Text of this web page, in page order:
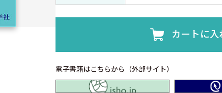
カートに入
電子書籍はこちらから（外部サイト）